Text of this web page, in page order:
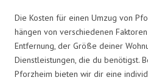
Die Kosten für einen Umzug von
hängen von verschiedenen
Entfernung, der Größe deiner
Dienstleistungen, die du benötigst.
Pforzheim bieten wir dir eine